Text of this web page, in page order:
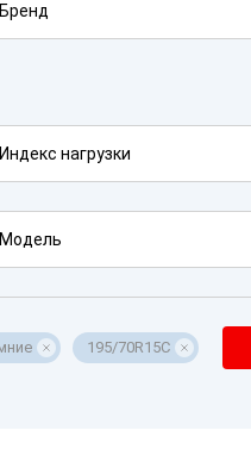
нагрузки
195/70R15C